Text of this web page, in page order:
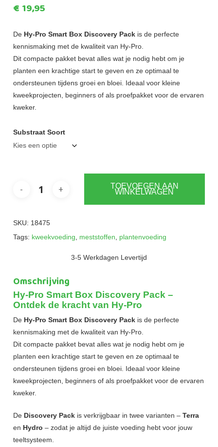
€ 19,95
De Hy-Pro Smart Box Discovery Packis de perfecte
kennismaking met de kwaliteit van Hy-Pro.
Dit compacte pakket bevat alles wat je nodig hebt om je
planten een krachtige start te geven en ze optimaal te
ondersteunen tijdens groei en bloei. Ideaal voor kleine
kweekprojecten, beginners of als proefpakket voor de ervaren
kweker.
Substraat Soort
TOEVOEGEN AAN
WINKELWAGEN
SKU: 18475
Tags: kweekvoeding, meststoffen, plantenvoeding
3-5 Werkdagen Levertijd
Omschrijving
Hy-Pro Smart Box Discovery Pack –
Ontdek de kracht van Hy-Pro
De Hy-Pro Smart Box Discovery Packis de perfecte
kennismaking met de kwaliteit van Hy-Pro.
Dit compacte pakket bevat alles wat je nodig hebt om je
planten een krachtige start te geven en ze optimaal te
ondersteunen tijdens groei en bloei. Ideaal voor kleine
kweekprojecten, beginners of als proefpakket voor de ervaren
kweker.
De Discovery Packis verkrijgbaar in twee varianten – Terra
en Hydro – zodat je altijd de juiste voeding hebt voor jouw
teeltsysteem.